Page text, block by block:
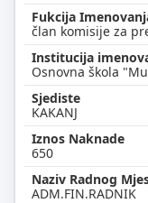
član komisije za
Osnovna škola
KAKANJ
650
ADM.FIN.RADNIK